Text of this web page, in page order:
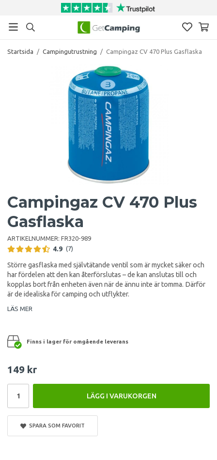
Startsida / Campingutrustning / Campingaz CV 470 Plus Gasflaska
Campingaz CV 470 Plus
Gasflaska
ARTIKELNUMMER: FR320-989
4.9 (7)
Större gasflaska med självtätande ventil som är mycket säker och
har fördelen att den kan återförslutas – de kan anslutas till och
kopplas bort från enheten även när de ännu inte är tomma. Därför
är de idealiska för camping och utflykter.
LÄS MER
Finns i lager för omgående leverans
149 kr
LÄGG I VARUKORGEN
SPARA SOM FAVORIT